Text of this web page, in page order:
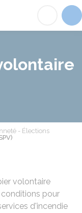
- Élections
volontaire
conditions pour
d'incendie